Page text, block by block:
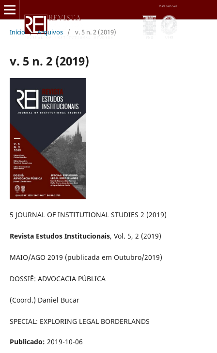
Início / Arquivos / v. 5 n. 2 (2019)
v. 5 n. 2 (2019)
5 JOURNAL OF INSTITUTIONAL STUDIES 2 (2019)
Revista Estudos Institucionais, Vol. 5, 2 (2019)
MAIO/AGO 2019 (publicada em Outubro/2019)
DOSSIÊ: ADVOCACIA PÚBLICA
(Coord.) Daniel Bucar
SPECIAL: EXPLORING LEGAL BORDERLANDS
Publicado: 2019-10-06